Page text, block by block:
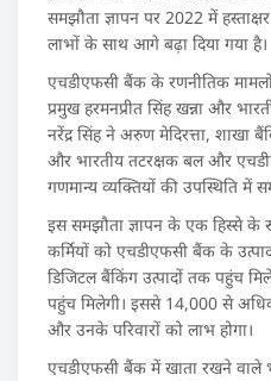
समझौता ज्ञापन पर 2022 में
लाभों के साथ आगे बढ़ा दिया गया है।
एचडीएफसी बैंक के रणनीतिक
प्रमुख हरमनप्रीत सिंह खन्ना और
नरेंद्र सिंह ने अरुण मेदिरत्ता, शाखा
और भारतीय तटरक्षक बल और
गणमान्य व्यक्तियों की उपस्थिति में
इस समझौता ज्ञापन के एक हिस्से
कर्मियों को एचडीएफसी बैंक के
डिजिटल बैंकिंग उत्पादों तक पहुंच
पहुंच मिलेगी। इससे 14,000 से
और उनके परिवारों को लाभ होगा।
एचडीएफसी बैंक में खाता रखने वाले